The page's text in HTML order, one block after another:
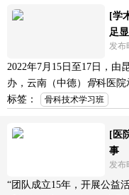
[学
足
新
发布
2022年7月15日至17日，由
办，云南（中德） 骨科医院
标签：
骨科技术学习班
[医
事
发布
“团队成立15年，开展公益